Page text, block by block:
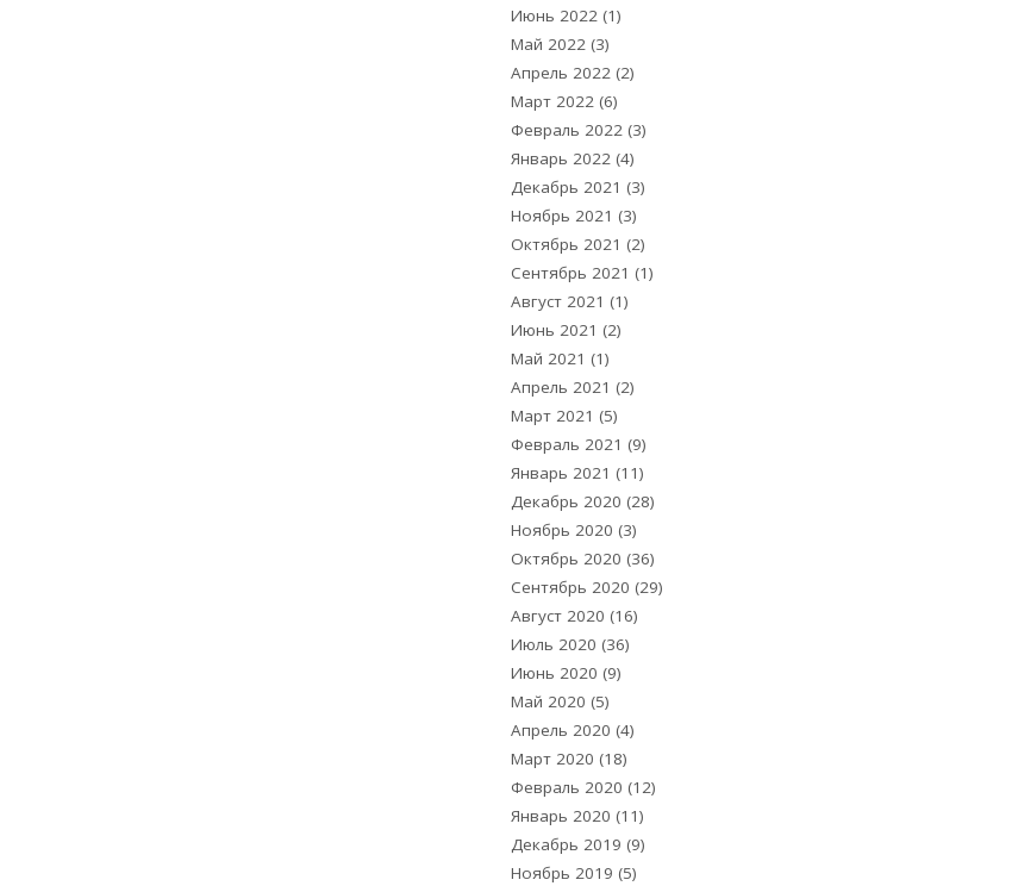
Июнь 2022 (1)
Май 2022 (3)
Апрель 2022 (2)
Март 2022 (6)
Февраль 2022 (3)
Январь 2022 (4)
Декабрь 2021 (3)
Ноябрь 2021 (3)
Октябрь 2021 (2)
Сентябрь 2021 (1)
Август 2021 (1)
Июнь 2021 (2)
Май 2021 (1)
Апрель 2021 (2)
Март 2021 (5)
Февраль 2021 (9)
Январь 2021 (11)
Декабрь 2020 (28)
Ноябрь 2020 (3)
Октябрь 2020 (36)
Сентябрь 2020 (29)
Август 2020 (16)
Июль 2020 (36)
Июнь 2020 (9)
Май 2020 (5)
Апрель 2020 (4)
Март 2020 (18)
Февраль 2020 (12)
Январь 2020 (11)
Декабрь 2019 (9)
Ноябрь 2019 (5)